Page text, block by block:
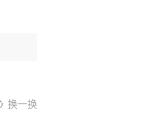
换一换